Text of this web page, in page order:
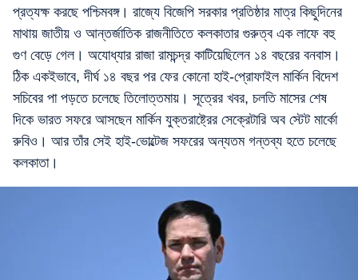
প্রত্যক্ষ করছে পশ্চিমবঙ্গ। রাজ্যে বিজেপি সরকার প্রতিষ্ঠার মাত্র কিছুদিনের
মাথায় জাতীয় ও আন্তর্জাতিক রাজনীতিতে কলকাতার গুরুত্ব এক লাফে বহু
গুণ বেড়ে গেল। অযোধ্যার রাজা রামচন্দ্র কাটিয়েছিলেন ১৪ বছরের বনবাস।
ঠিক একইভাবে, দীর্ঘ ১৪ বছর পর ফের কোনো হাই-প্রোফাইল মার্কিন বিদেশ
সচিবের পা পড়তে চলেছে তিলোত্তমায়। সূত্রের খবর, চলতি মাসের শেষ
দিকে ভারত সফরে আসছেন মার্কিন যুক্তরাষ্ট্রের সেক্রেটারি অব স্টেট মার্কো
রুবিও। আর তাঁর সেই হাই-ভোল্টেজ সফরের অন্যতম গন্তব্য হতে চলেছে
কলকাতা।